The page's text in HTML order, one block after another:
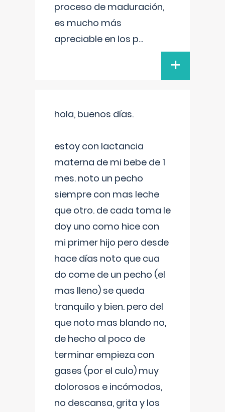
proceso de maduración,
es mucho más
apreciable en los p...
+
hola, buenos días.
estoy con lactancia
materna de mi bebe de 1
mes. noto un pecho
siempre con mas leche
que otro. de cada toma le
doy uno como hice con
mi primer hijo pero desde
hace días noto que cua
do come de un pecho (el
mas lleno) se queda
tranquilo y bien. pero del
que noto mas blando no,
de hecho al poco de
terminar empieza con
gases (por el culo) muy
dolorosos e incómodos,
no descansa, grita y los